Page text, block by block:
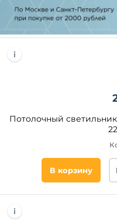
Потолочный светильник
В корзину